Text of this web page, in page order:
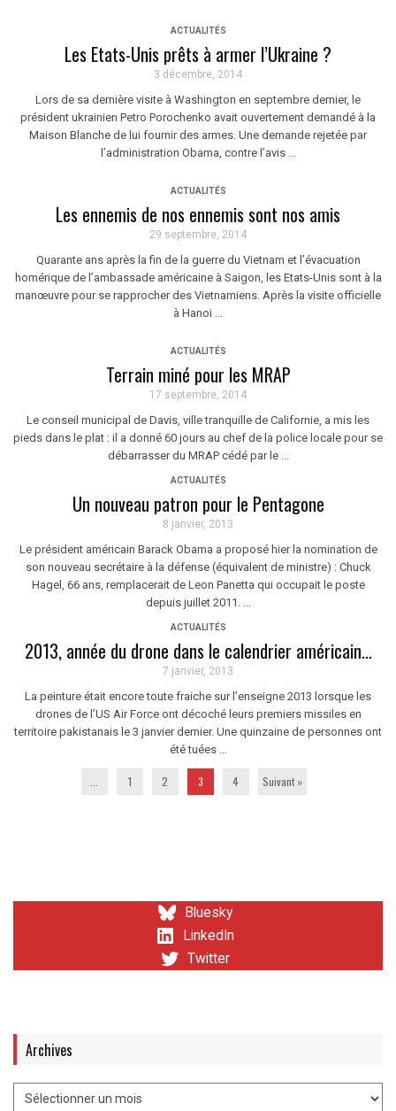
ACTUALITÉS
Les Etats-Unis prêts à armer l’Ukraine ?
3 décembre, 2014
Lors de sa dernière visite à Washington en septembre dernier, le
président ukrainien Petro Porochenko avait ouvertement demandé à la
Maison Blanche de lui fournir des armes. Une demande rejetée par
l’administration Obama, contre l’avis ...
ACTUALITÉS
Les ennemis de nos ennemis sont nos amis
29 septembre, 2014
Quarante ans après la fin de la guerre du Vietnam et l’évacuation
homérique de l’ambassade américaine à Saigon, les Etats-Unis sont à la
manœuvre pour se rapprocher des Vietnamiens. Après la visite officielle
à Hanoi ...
ACTUALITÉS
Terrain miné pour les MRAP
17 septembre, 2014
Le conseil municipal de Davis, ville tranquille de Californie, a mis les
pieds dans le plat : il a donné 60 jours au chef de la police locale pour se
débarrasser du MRAP cédé par le ...
ACTUALITÉS
Un nouveau patron pour le Pentagone
8 janvier, 2013
Le président américain Barack Obama a proposé hier la nomination de
son nouveau secrétaire à la défense (équivalent de ministre) : Chuck
Hagel, 66 ans, remplacerait de Leon Panetta qui occupait le poste
depuis juillet 2011. ...
ACTUALITÉS
2013, année du drone dans le calendrier américain…
7 janvier, 2013
La peinture était encore toute fraiche sur l’enseigne 2013 lorsque les
drones de l’US Air Force ont décoché leurs premiers missiles en
territoire pakistanais le 3 janvier dernier. Une quinzaine de personnes ont
été tuées ...
1 2 3 4 Suivant »
Bluesky
LinkedIn
Twitter
Archives